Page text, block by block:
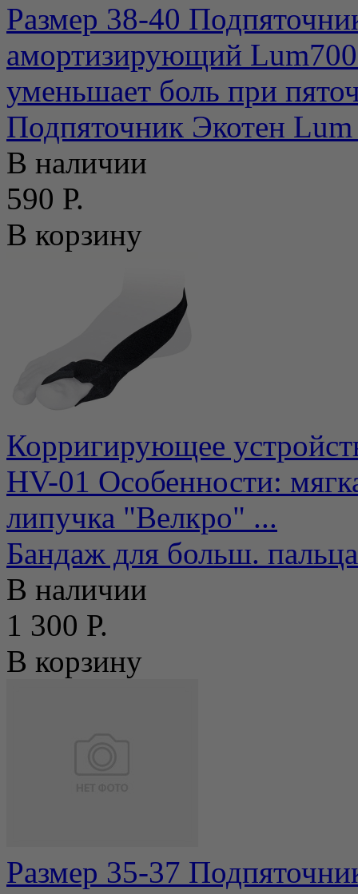
Размер 38-40
амортизирующий
уменьшает боль при
Подпяточник Экотен
В наличии
590 Р.
В корзину
Корригирующее
НV-01 Особенности:
липучка "Велкро" ...
Бандаж для больш.
В наличии
1 300 Р.
В корзину
Размер 35-37